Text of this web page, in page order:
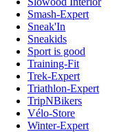
Smash-Expert
Sneak'In
Sneakids
Sport is good
Training-Fit
Trek-Expert
Triathlon-Expert
TripNBikers
Vélo-Store
Winter-Expert